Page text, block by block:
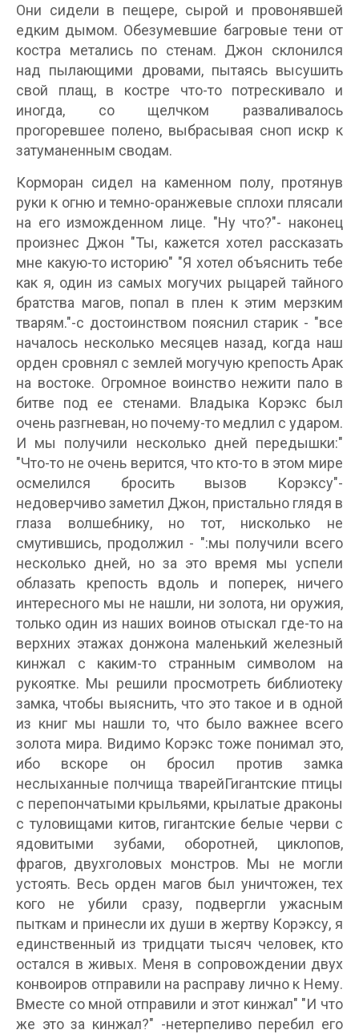
Они сидели в пещере, сырой и провонявшей
едким дымом. Обезумевшие багровые тени от
костра метались по стенам. Джон склонился
над пылающими дровами, пытаясь высушить
свой плащ, в костре что-то потрескивало и
иногда, со щелчком разваливалось
прогоревшее полено, выбрасывая сноп искр к
затуманенным сводам.
Корморан сидел на каменном полу, протянув
руки к огню и темно-оранжевые сплохи плясали
на его изможденном лице. "Ну что?"- наконец
произнес Джон "Ты, кажется хотел рассказать
мне какую-то историю" "Я хотел объяснить тебе
как я, один из самых могучих рыцарей тайного
братства магов, попал в плен к этим мерзким
тварям."-с достоинством пояснил старик - "все
началось несколько месяцев назад, когда наш
орден сровнял с землей могучую крепость Арак
на востоке. Огромное воинство нежити пало в
битве под ее стенами. Владыка Корэкс был
очень разгневан, но почему-то медлил с ударом.
И мы получили несколько дней передышки:"
"Что-то не очень верится, что кто-то в этом мире
осмелился бросить вызов Корэксу"-
недоверчиво заметил Джон, пристально глядя в
глаза волшебнику, но тот, нисколько не
смутившись, продолжил - ":мы получили всего
несколько дней, но за это время мы успели
облазать крепость вдоль и поперек, ничего
интересного мы не нашли, ни золота, ни оружия,
только один из наших воинов отыскал где-то на
верхних этажах донжона маленький железный
кинжал с каким-то странным символом на
рукоятке. Мы решили просмотреть библиотеку
замка, чтобы выяснить, что это такое и в одной
из книг мы нашли то, что было важнее всего
золота мира. Видимо Корэкс тоже понимал это,
ибо вскоре он бросил против замка
неслыханные полчища тварейГигантские птицы
с перепончатыми крыльями, крылатые драконы
с туловищами китов, гигантские белые черви с
ядовитыми зубами, оборотней, циклопов,
фрагов, двухголовых монстров. Мы не могли
устоять. Весь орден магов был уничтожен, тех
кого не убили сразу, подвергли ужасным
пыткам и принесли их души в жертву Корэксу, я
единственный из тридцати тысяч человек, кто
остался в живых. Меня в сопровождении двух
конвоиров отправили на расправу лично к Нему.
Вместе со мной отправили и этот кинжал" "И что
же это за кинжал?" -нетерпеливо перебил его